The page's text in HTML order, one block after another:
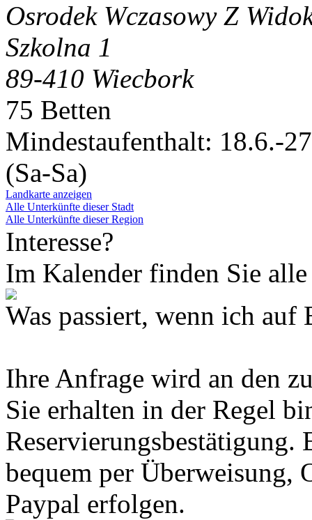
Osrodek Wczasowy Z
Szkolna 1
89-410 Wiecbork
75 Betten
Mindestaufenthalt: 18.6.-
(Sa-Sa)
Landkarte anzeigen
Alle Unterkünfte dieser Stadt
Alle Unterkünfte dieser Region
Interesse?
Im Kalender finden Sie
Was passiert, wenn ich
Ihre Anfrage wird an den
Sie erhalten in der Regel
Reservierungsbestätigung.
bequem per Überweisung,
Paypal erfolgen.